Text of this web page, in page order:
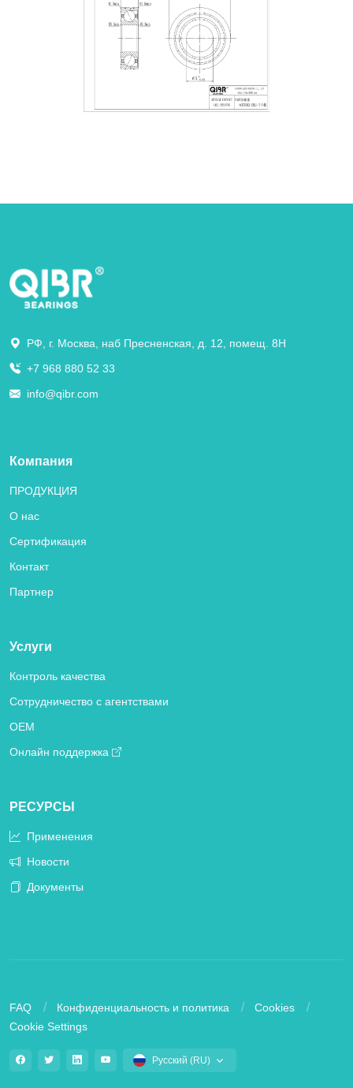
РФ, г. Москва, наб Пресненская, д. 12, помещ. 8Н
+7 968 880 52 33
info@qibr.com
Компания
ПРОДУКЦИЯ
О нас
Сертификация
Контакт
Партнер
Услуги
Контроль качества
Сотрудничество с агентствами
OEM
Онлайн поддержка
РЕСУРСЫ
Применения
Новости
Документы
FAQ Конфиденциальность и политика
Cookies
Cookie Settings
Русский (RU)